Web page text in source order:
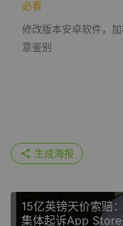
必看
修改版本安卓软件，加
意鉴别
生成海报
15亿英镑天价索赔
集体起诉App